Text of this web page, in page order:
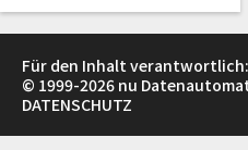
Für den Inhalt verantwortlich:
© 1999-2026 nu
DATENSCHUTZ